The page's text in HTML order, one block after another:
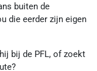
buiten de
die eerder zijn eigen
bij de PFL, of zoekt